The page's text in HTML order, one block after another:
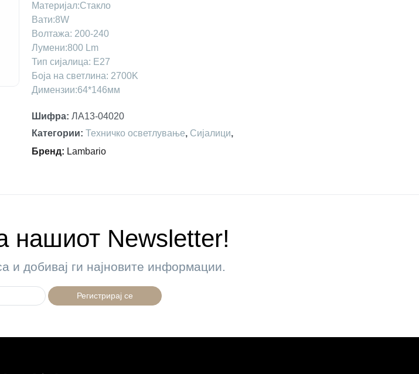
Maтеријал:Стакло
Вати:8W
Волтажа: 200-240
Лумени:800 Lm
Тип сијалица: Е27
Боја на светлина: 2700K
Димензии:64*146мм
Шифра: ЛА13-04020
Категории: Техничко осветлување, Сијалици,
Бренд: Lambario
нашиот Newsletter!
и добивај ги најновите информации.
Регистрирај се